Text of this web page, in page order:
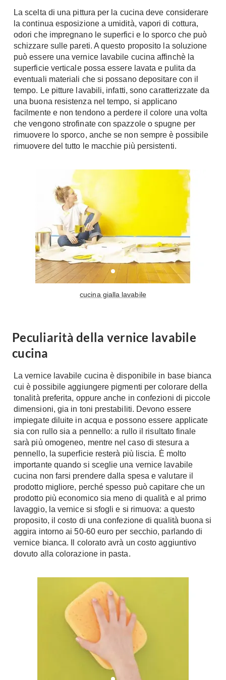
Pareti Attrezzate
Porta Tv
Contatti
Divani
Divani moderni
Divani classici
Poltrone
Poltroncine
Divanoletto
Divani Angolo
Divani in Pelle
Complementi
Tavoli
Sedie
Tavolini
Tappeti
Camere Matrimoniali
Comodino
Camere Classiche
Lenzuola
Piumini
Letti Contenitore
Letti a Scomparsa
Armadi
Armadio ante Battenti
Armadi ante
Scorrevoli
Cabine Armadio
Armadi su misura
Armadi Angolo
Camerette
Camerette Ragazzi
Camerette Bambini
Letti a Castello
Chiller
Pompe di calore
Ecologia
Geotermia
Case in Legno
Case Prefabbricate
Fotovoltaico
Riciclo
Energie Rinnovabili
Teleriscaldamento
Cura della casa
Stiro
Aspirapolvere
Lavapavimenti
Norme
Impianti
Hi-Fi
Televisori
Hi-Fi
Home-Theatre
Console
Porte
Blindate
Porte Interne
Porte Scorrevoli
Portoni
Finestre Alluminio
Finestre Legno
La scelta di una pittura per la cucina deve considerare
la continua esposizione a umidità, vapori di cottura,
odori che impregnano le superfici e lo sporco che può
schizzare sulle pareti. A questo proposito la soluzione
può essere una vernice lavabile cucina affinchè la
superficie verticale possa essere lavata e pulita da
eventuali materiali che si possano depositare con il
tempo. Le pitture lavabili, infatti, sono caratterizzate da
una buona resistenza nel tempo, si applicano
facilmente e non tendono a perdere il colore una volta
che vengono strofinate con spazzole o spugne per
rimuovere lo sporco, anche se non sempre è possibile
rimuovere del tutto le macchie più persistenti.
cucina gialla lavabile
Peculiarità della vernice lavabile
cucina
La vernice lavabile cucina è disponibile in base bianca
cui è possibile aggiungere pigmenti per colorare della
tonalità preferita, oppure anche in confezioni di piccole
dimensioni, gia in toni prestabiliti. Devono essere
impiegate diluite in acqua e possono essere applicate
sia con rullo sia a pennello: a rullo il risultato finale
sarà più omogeneo, mentre nel caso di stesura a
pennello, la superficie resterà più liscia. È molto
importante quando si sceglie una vernice lavabile
cucina non farsi prendere dalla spesa e valutare il
prodotto migliore, perché spesso può capitare che un
prodotto più economico sia meno di qualità e al primo
lavaggio, la vernice si sfogli e si rimuova: a questo
proposito, il costo di una confezione di qualità buona si
aggira intorno ai 50-60 euro per secchio, parlando di
vernice bianca. Il colorato avrà un costo aggiuntivo
dovuto alla colorazione in pasta.